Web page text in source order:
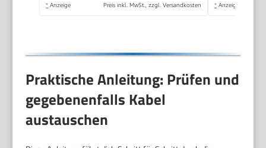
* Anzeige Preis inkl. MwSt., zzgl. Versandkosten * Anzeige
Praktische Anleitung: Prüfen und
gegebenenfalls Kabel
austauschen